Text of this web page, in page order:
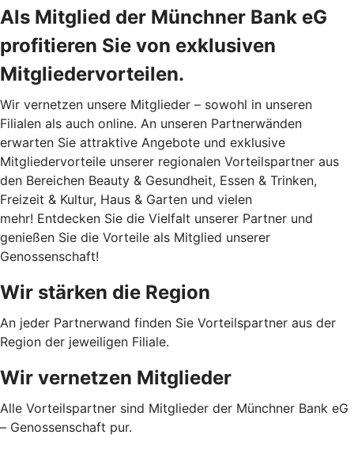
Als Mitglied der Münchner Bank eG
profitieren Sie von exklusiven
Mitgliedervorteilen.
Wir vernetzen unsere Mitglieder – sowohl in unseren
Filialen als auch online. An unseren Partnerwänden
erwarten Sie attraktive Angebote und exklusive
Mitgliedervorteile unserer regionalen Vorteilspartner aus
den Bereichen Beauty & Gesundheit, Essen & Trinken,
Freizeit & Kultur, Haus & Garten und vielen
mehr! Entdecken Sie die Vielfalt unserer Partner und
genießen Sie die Vorteile als Mitglied unserer
Genossenschaft!
Wir stärken die Region
An jeder Partnerwand finden Sie Vorteilspartner aus der
Region der jeweiligen Filiale.
Wir vernetzen Mitglieder
Alle Vorteilspartner sind Mitglieder der Münchner Bank eG
– Genossenschaft pur.